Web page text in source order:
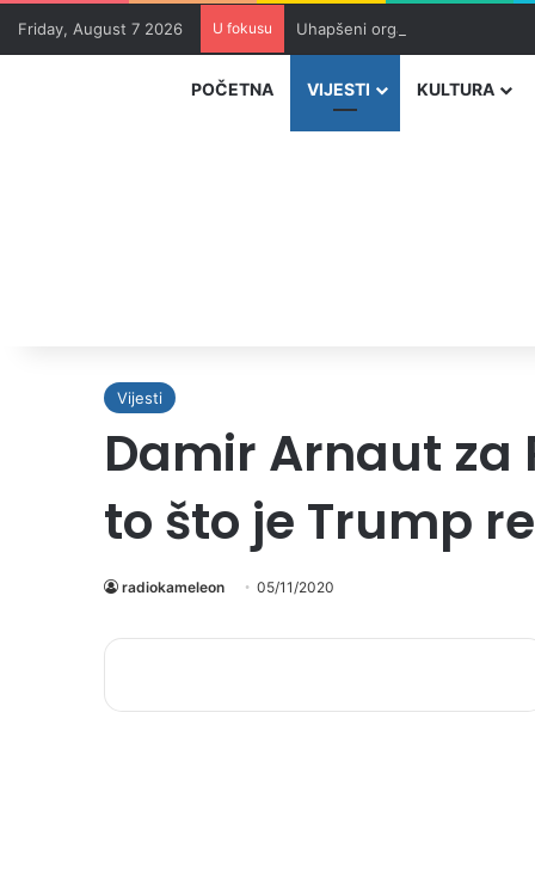
Friday, August 7 2026 U fokusu Uhapšeni organizatori
POČETNA VIJESTI KULTURA
Vijesti
Damir Arnaut za
to što je Trump
radiokameleon 05/11/2020